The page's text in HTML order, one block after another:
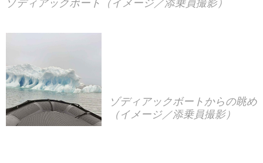
ゾディアックボート（イメージ／添乗員撮影）
ゾディアックボートからの眺め
（イメージ／添乗員撮影）